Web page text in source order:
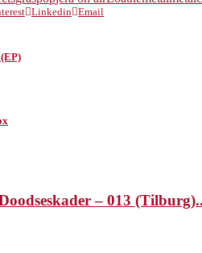
Linkedin Email
– 013